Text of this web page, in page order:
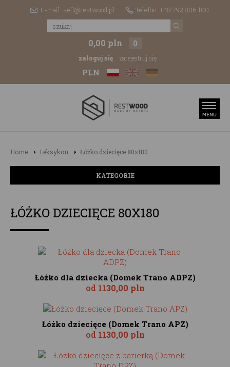
E-mail: sell@restwood.pl Telefon: +48 792 806 100
0,00 pln 0
zaloguj się zarejestruj się
PLN
Home Leksykon Łóżko dziecięce 80x180
KATEGORIE
ŁÓŻKO DZIECIĘCE 80X180
Łóżko dla dziecka (Domek Trano ADPZ)
od 1130,00 pln
Łóżko dziecięce (Domek Trano APZ)
od 1130,00 pln